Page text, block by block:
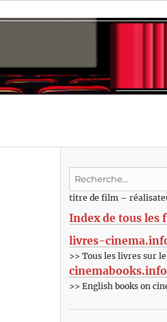
Recherche
:titre de film –
Index de tous les
livres-
>> Tous les livres sur
cinemabooks.info
>> English books on